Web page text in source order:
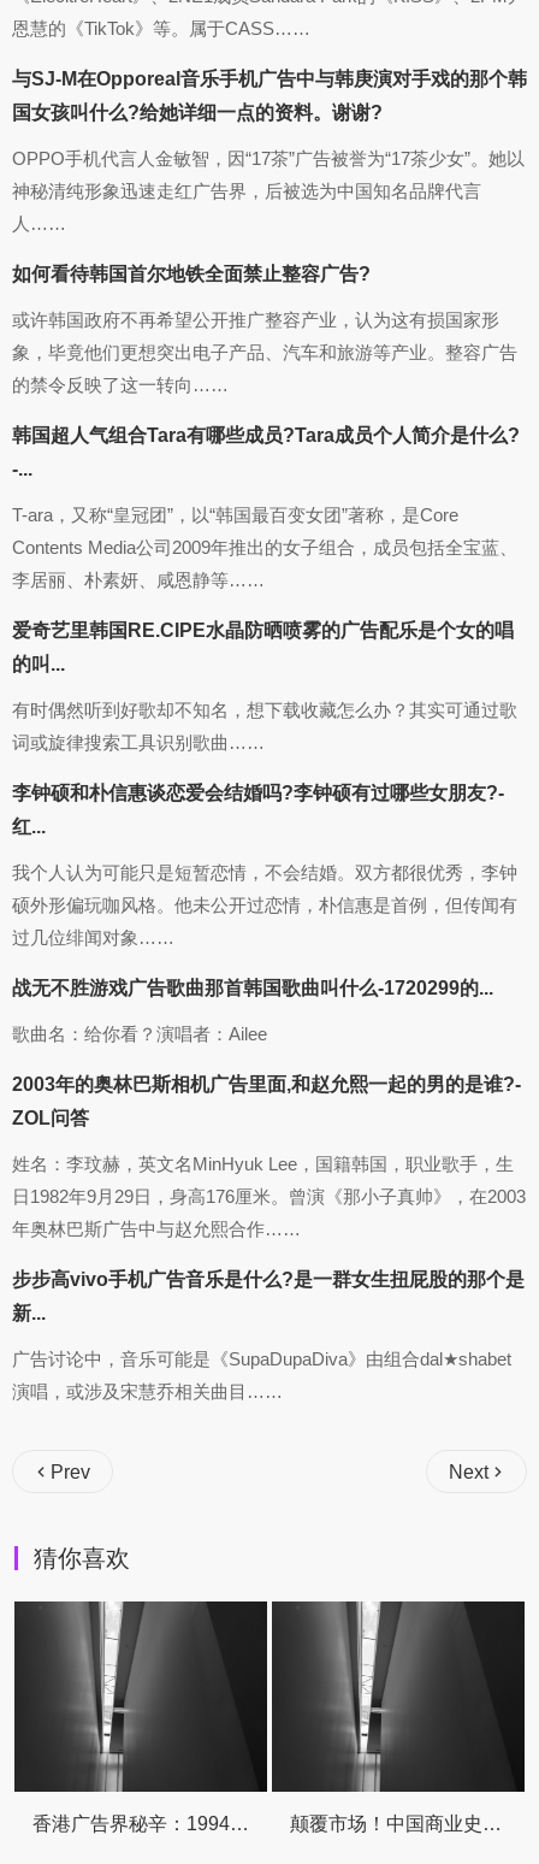
恩慧的《TikTok》等。属于CASS……
与SJ-M在Opporeal音乐手机广告中与韩庚演对手戏的那个韩
国女孩叫什么?给她详细一点的资料。谢谢?
OPPO手机代言人金敏智，因“17茶”广告被誉为“17茶少女”。她以
神秘清纯形象迅速走红广告界，后被选为中国知名品牌代言
人……
如何看待韩国首尔地铁全面禁止整容广告?
或许韩国政府不再希望公开推广整容产业，认为这有损国家形
象，毕竟他们更想突出电子产品、汽车和旅游等产业。整容广告
的禁令反映了这一转向……
韩国超人气组合Tara有哪些成员?Tara成员个人简介是什么?
-...
T-ara，又称“皇冠团”，以“韩国最百变女团”著称，是Core
Contents Media公司2009年推出的女子组合，成员包括全宝蓝、
李居丽、朴素妍、咸恩静等……
爱奇艺里韩国RE.CIPE水晶防晒喷雾的广告配乐是个女的唱
的叫...
有时偶然听到好歌却不知名，想下载收藏怎么办？其实可通过歌
词或旋律搜索工具识别歌曲……
李钟硕和朴信惠谈恋爱会结婚吗?李钟硕有过哪些女朋友?-
红...
我个人认为可能只是短暂恋情，不会结婚。双方都很优秀，李钟
硕外形偏玩咖风格。他未公开过恋情，朴信惠是首例，但传闻有
过几位绯闻对象……
战无不胜游戏广告歌曲那首韩国歌曲叫什么-1720299的...
歌曲名：给你看？演唱者：Ailee
2003年的奥林巴斯相机广告里面,和赵允熙一起的男的是谁?-
ZOL问答
姓名：李玟赫，英文名MinHyuk Lee，国籍韩国，职业歌手，生
日1982年9月29日，身高176厘米。曾演《那小子真帅》，在2003
年奥林巴斯广告中与赵允熙合作……
步步高vivo手机广告音乐是什么?是一群女生扭屁股的那个是
新...
广告讨论中，音乐可能是《SupaDupaDiva》由组合dal★shabet
演唱，或涉及宋慧乔相关曲目……
Prev Next
猜你喜欢
香港广告界秘辛：1994年，富婆一句“听话就给你一切”，我如何逆袭成科技巨鳄！ 颠覆市场！中国商业史上十大广告营销传奇案例全揭秘